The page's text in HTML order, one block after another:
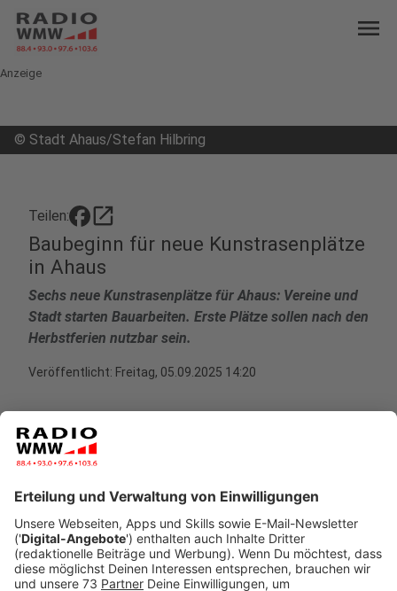
menu
Anzeige
© Stadt Ahaus/Stefan Hilbring
Teilen: open_in_new
Baubeginn für neue Kunstrasenplätze
in Ahaus
Sechs neue Kunstrasenplätze für Ahaus: Vereine und
Stadt starten Bauarbeiten. Erste Plätze sollen nach den
Herbstferien nutzbar sein.
Veröffentlicht: Freitag, 05.09.2025 14:20
Sechs neue Kunstrasenplätze für Ahaus
Anzeige
Die Ahauser Fußballvereine dürfen sich über sechs